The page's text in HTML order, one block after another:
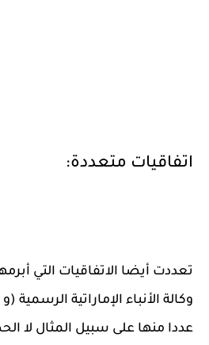
اتفاقيات متعددة:
تعددت أيضا الاتفاقيات التي
وكالة الأنباء الإماراتية الرسمية
عددا منها على سبيل المثال لا